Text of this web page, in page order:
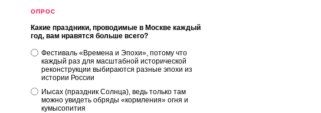
ОПРОС
Какие праздники, проводимые в Москве каждый
год, вам нравятся больше всего?
Фестиваль «Времена и Эпохи», потому что
каждый раз для масштабной исторической
реконструкции выбираются разные эпохи из
истории России
Иысах (праздник Солнца), ведь только там
можно увидеть обряды «кормления» огня и
кумысопития